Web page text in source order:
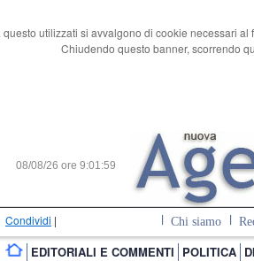
utilizzati si avvalgono di cookie necessari
Chiudendo questo banner, scorrendo
08/08/26 ore 9:02:00
Condividi | Chi siamo
EDITORIALI E COMMENTI POLITICA